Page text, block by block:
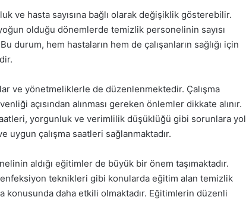
ve hasta sayısına bağlı olarak değişiklik gösterebilir.
olduğu dönemlerde temizlik personelinin sayısı
durum, hem hastaların hem de çalışanların sağlığı için
ve yönetmeliklerle de düzenlenmektedir. Çalışma
açısından alınması gereken önlemler dikkate alınır.
yorgunluk ve verimlilik düşüklüğü gibi sorunlara yol
çalışma saatleri sağlanmaktadır.
aldığı eğitimler de büyük bir önem taşımaktadır.
teknikleri gibi konularda eğitim alan temizlik
konusunda daha etkili olmaktadır. Eğitimlerin düzenli